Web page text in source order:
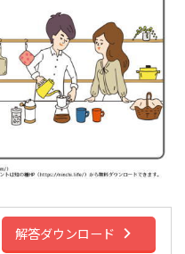
解答ダウンロード